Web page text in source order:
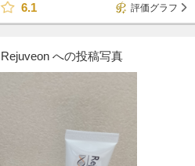
6.1
評価グラフ
Rejuveon への投稿写真